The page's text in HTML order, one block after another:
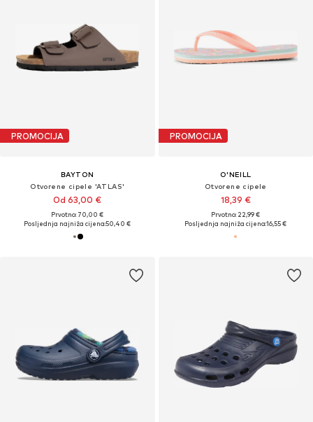
PROMOCIJA
BAYTON
Otvorene cipele 'ATLAS'
Od 63,00 €
Prvotno: 70,00 €
Posljednja najniža cijena:50,40 €
PROMOCIJA
O'NEILL
Otvorene cipele
18,39 €
Prvotno: 22,99 €
Posljednja najniža cijena:16,55 €